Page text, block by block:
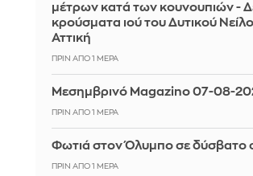
μέτρων κατά των κουνουπιών -
κρούσματα ιού του Δυτικού
Αττική
ΠΡΙΝ ΑΠΌ 1 ΜΈΡΑ
Μεσημβρινό Magazino 07-08-
ΠΡΙΝ ΑΠΌ 1 ΜΈΡΑ
Φωτιά στον Όλυμπο σε δύσβατο
ΠΡΙΝ ΑΠΌ 1 ΜΈΡΑ